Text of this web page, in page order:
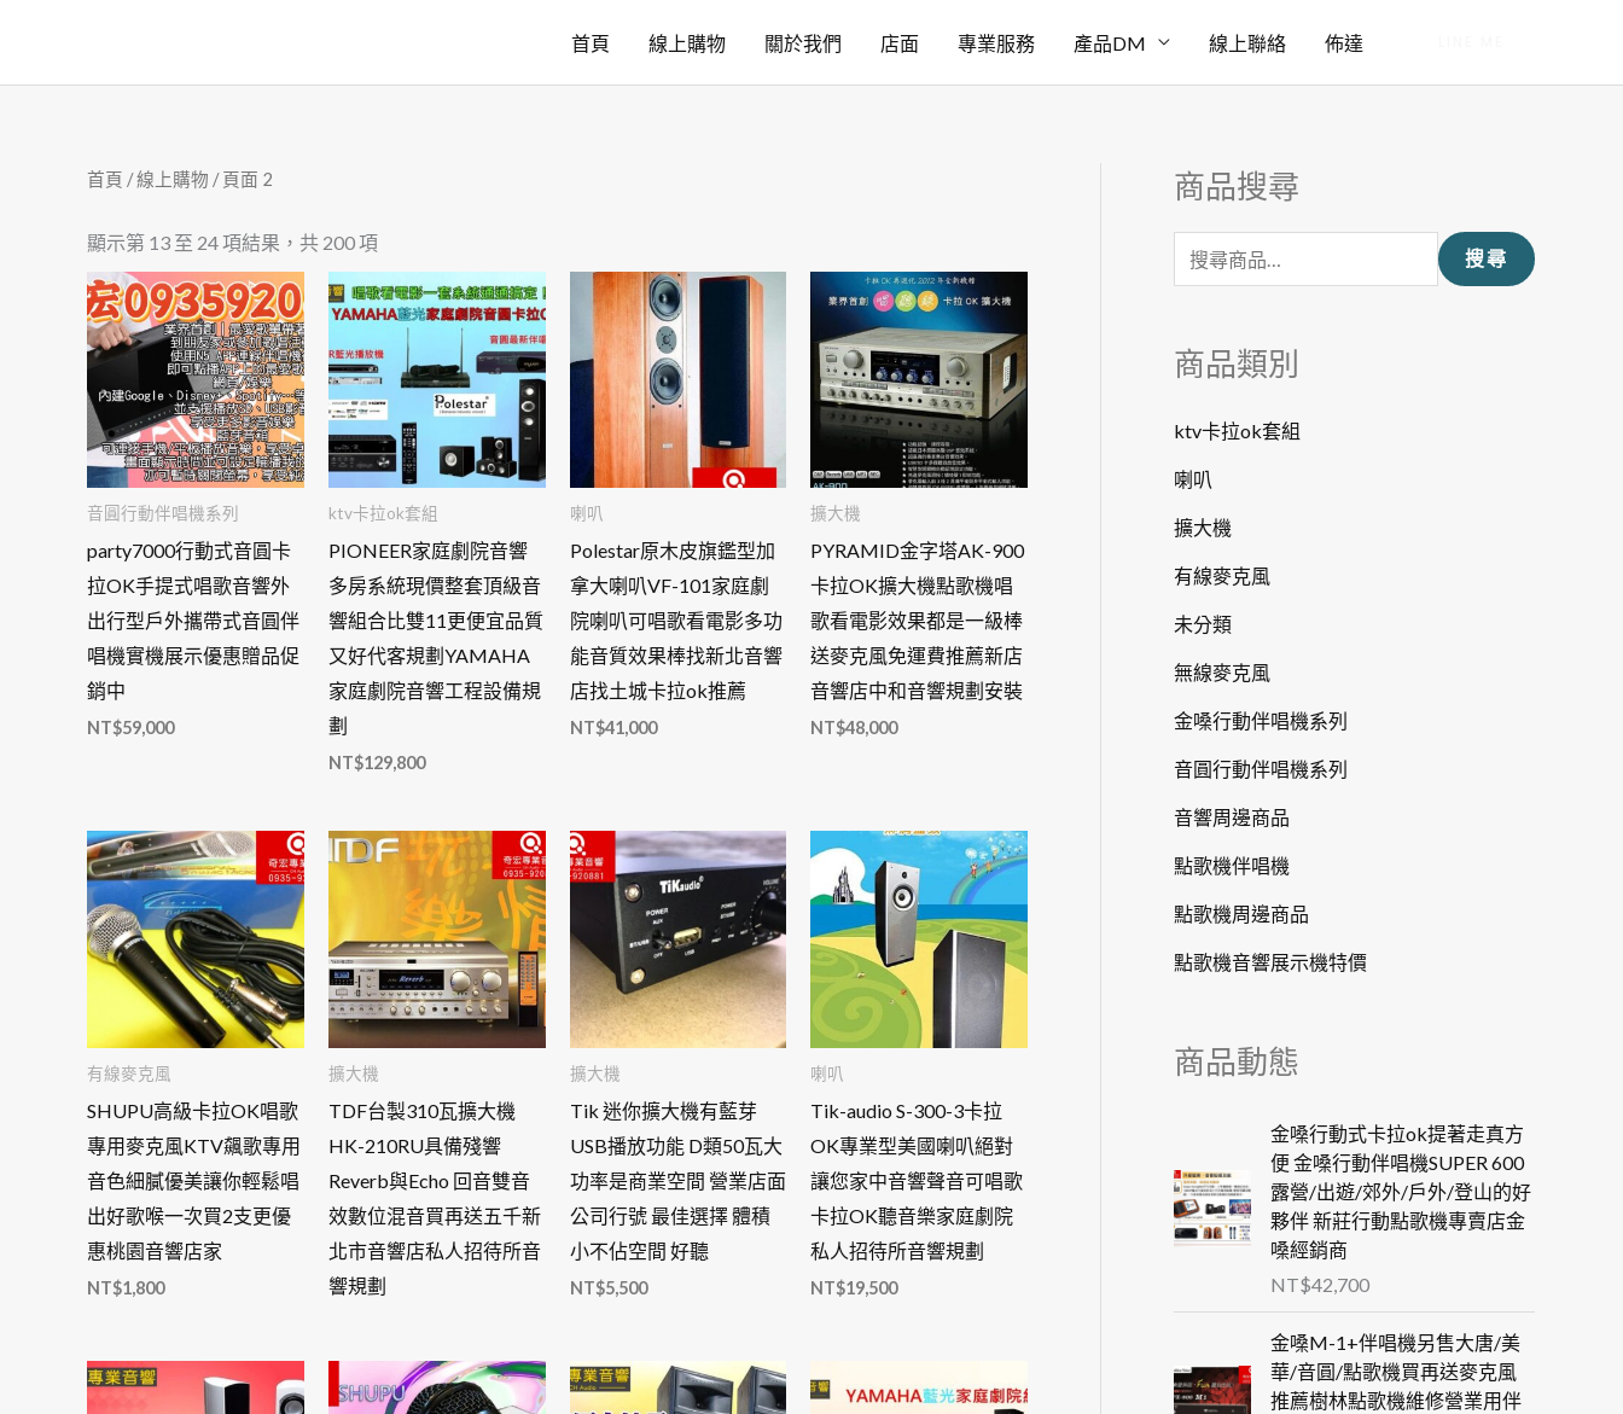
主
首頁 線上購物 關於我們 店面 專業服務 產品DM 線上聯絡 佈達
首頁 /線上購物 / 頁面 2
顯示第 13 至 24 項結果，共 200 項
音圓行動伴唱機系列
party7000行動式音圓卡
拉OK手提式唱歌音響外
出行型戶外攜帶式音圓伴
唱機實機展示優惠贈品促
銷中
NT$59,000
ktv卡拉ok套組
PIONEER家庭劇院音響
多房系統現價整套頂級音
響組合比雙11更便宜品質
又好代客規劃YAMAHA
家庭劇院音響工程設備規
劃
NT$129,800
喇叭
Polestar原木皮旗鑑型加
拿大喇叭VF-101家庭劇
院喇叭可唱歌看電影多功
能音質效果棒找新北音響
店找土城卡拉ok推薦
NT$41,000
擴大機
PYRAMID金字塔AK-900
卡拉OK擴大機點歌機唱
歌看電影效果都是一級棒
送麥克風免運費推薦新店
音響店中和音響規劃安裝
NT$48,000
有線麥克風
SHUPU高級卡拉OK唱歌
專用麥克風KTV飆歌專用
音色細膩優美讓你輕鬆唱
出好歌喉一次買2支更優
惠桃園音響店家
NT$1,800
擴大機
TDF台製310瓦擴大機
HK-210RU具備殘響
Reverb與Echo 回音雙音
效數位混音買再送五千新
北市音響店私人招待所音
響規劃
擴大機
Tik 迷你擴大機有藍芽
USB播放功能 D類50瓦大
功率是商業空間 營業店面
公司行號 最佳選擇 體積
小不佔空間 好聽
NT$5,500
喇叭
Tik-audio S-300-3卡拉
OK專業型美國喇叭絕對
讓您家中音響聲音可唱歌
卡拉OK聽音樂家庭劇院
私人招待所音響規劃
NT$19,500
商品搜尋
搜
關
搜尋
商品類別
ktv卡拉ok套組
喇叭
擴大機
有線麥克風
未分類
無線麥克風
金嗓行動伴唱機系列
音圓行動伴唱機系列
音響周邊商品
點歌機伴唱機
點歌機周邊商品
點歌機音響展示機特價
商品動態
金嗓行動式卡拉ok提著走真方
便 金嗓行動伴唱機SUPER 600
露營/出遊/郊外/戶外/登山的好
夥伴 新莊行動點歌機專賣店金
嗓經銷商
NT$42,700
金嗓M-1+伴唱機另售大唐/美
華/音圓/點歌機買再送麥克風
推薦樹林點歌機維修營業用伴